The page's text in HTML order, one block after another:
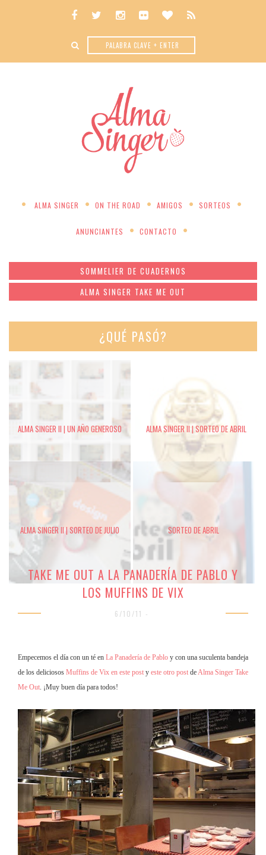
ALMA SINGER ON THE ROAD AMIGOS SORTEOS
ANUNCIANTES CONTACTO
SOMMELIER DE CUADERNOS
ALMA SINGER TAKE ME OUT
¿QUÉ PASÓ?
ALMA SINGER II | UN AÑO GENEROSO ALMA SINGER II | SORTEO DE ABRIL
ALMA SINGER II | SORTEO DE JULIO SORTEO DE ABRIL
TAKE ME OUT A LA PANADERÍA DE PABLO Y
LOS MUFFINS DE VIX
6/10/11 -
Empecemos el día con un té en La Panadería de Pablo y con una suculenta bandeja
de los deliciosos Muffins de Vix en este post y este otro post deAlma Singer Take
Me Out. ¡Muy buen día para todos!